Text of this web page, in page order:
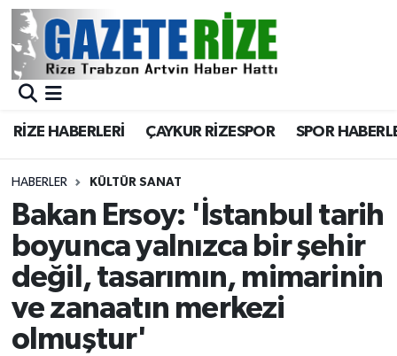
RİZE HABERLERİ ÇAYKUR RİZESPOR SPOR
HABERLER KÜLTÜR SANAT
Bakan Ersoy: 'İstanbul tarih
boyunca yalnızca bir şehir
değil, tasarımın, mimarinin
ve zanaatın merkezi
olmuştur'
BÖLGEMİZ
Asayiş
Rize Jandarma Komutanlığı
Bilim Teknoloji
Bölge
Advertising news
Merkez Nöbetçi Eczaneler
Merkez Trafik Yoğunluk Haritası
Süper Lig Puan Durumu ve Fikstür
Tüm Manşetler
Son Dakika Haberleri
Haber Arşivi